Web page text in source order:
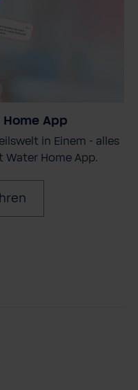
App
in Einem - alles
Water Home App.